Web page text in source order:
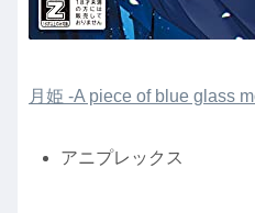
月姫 -A piece of blue glass
アニプレックス